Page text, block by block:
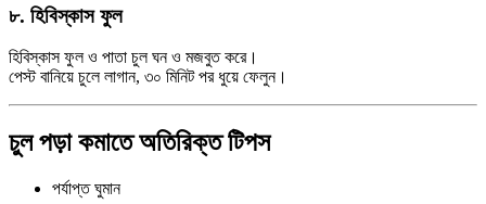
৮. হিবিস্কাস ফুল
হিবিস্কাস ফুল ও পাতা চুল ঘন ও মজবুত করে।
পেস্ট বানিয়ে চুলে লাগান, ৩০ মিনিট পর ধুয়ে ফেলুন।
চুল পড়া কমাতে অতিরিক্ত টিপস
পর্যাপ্ত ঘুমান